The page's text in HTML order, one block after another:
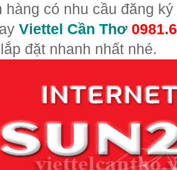
hàng có nhu cầu đăng
Viettel Cần Thơ
đặt nhanh nhất nhé.